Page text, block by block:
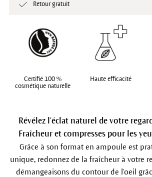
Révélez l'éclat naturel de votre
Fraîcheur et compresses pour les
Grâce à son format en ampoule est
unique, redonnez de la fraîcheur à votre
démangeaisons du contour de l'oeil
Retour gratuit
Certifié 100 %
cosmétique naturelle
Haute efficacité